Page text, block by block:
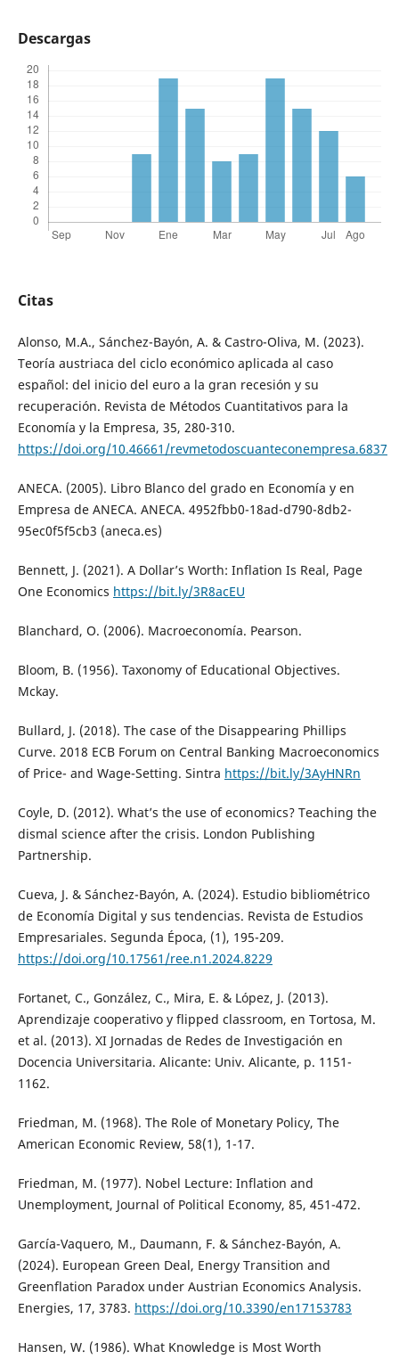
Descargas
Citas
Alonso, M.A., Sánchez-Bayón, A. & Castro-Oliva, M. (2023).
Teoría austriaca del ciclo económico aplicada al caso
español: del inicio del euro a la gran recesión y su
recuperación. Revista de Métodos Cuantitativos para la
Economía y la Empresa, 35, 280-310.
https://doi.org/10.46661/revmetodoscuanteconempresa.6837
ANECA. (2005). Libro Blanco del grado en Economía y en
Empresa de ANECA. ANECA. 4952fbb0-18ad-d790-8db2-
95ec0f5f5cb3 (aneca.es)
Bennett, J. (2021). A Dollar’s Worth: Inflation Is Real, Page
One Economics https://bit.ly/3R8acEU
Blanchard, O. (2006). Macroeconomía. Pearson.
Bloom, B. (1956). Taxonomy of Educational Objectives.
Mckay.
Bullard, J. (2018). The case of the Disappearing Phillips
Curve. 2018 ECB Forum on Central Banking Macroeconomics
of Price- and Wage-Setting. Sintra https://bit.ly/3AyHNRn
Coyle, D. (2012). What’s the use of economics? Teaching the
dismal science after the crisis. London Publishing
Partnership.
Cueva, J. & Sánchez-Bayón, A. (2024). Estudio bibliométrico
de Economía Digital y sus tendencias. Revista de Estudios
Empresariales. Segunda Época, (1), 195-209.
https://doi.org/10.17561/ree.n1.2024.8229
Fortanet, C., González, C., Mira, E. & López, J. (2013).
Aprendizaje cooperativo y flipped classroom, en Tortosa, M.
et al. (2013). XI Jornadas de Redes de Investigación en
Docencia Universitaria. Alicante: Univ. Alicante, p. 1151-
1162.
Friedman, M. (1968). The Role of Monetary Policy, The
American Economic Review, 58(1), 1-17.
Friedman, M. (1977). Nobel Lecture: Inflation and
Unemployment, Journal of Political Economy, 85, 451-472.
García-Vaquero, M., Daumann, F. & Sánchez-Bayón, A.
(2024). European Green Deal, Energy Transition and
Greenflation Paradox under Austrian Economics Analysis.
Energies, 17, 3783. https://doi.org/10.3390/en17153783
Hansen, W. (1986). What Knowledge is Most Worth